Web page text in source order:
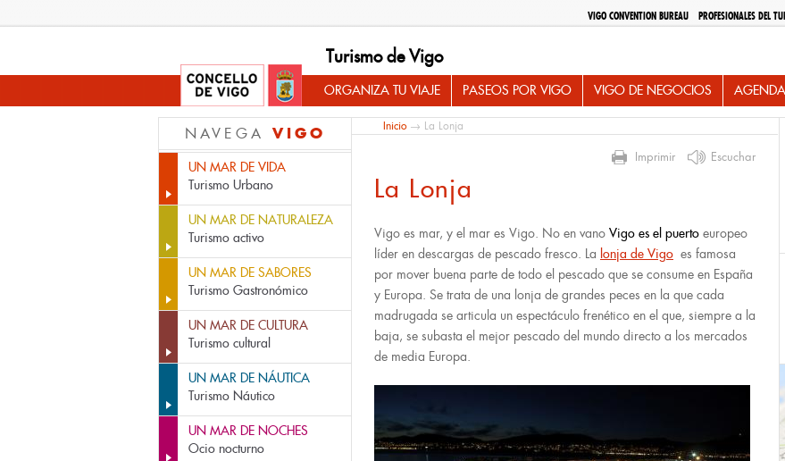
VIGO CONVENTION BUREAU PROFESIONALES DEL
Turismo de Vigo
ORGANIZA TU VIAJE PASEOS POR VIGO VIGO DE NEGOCIOS AGENDA
NAVEGA VIGO
UN MAR DE VIDA
Turismo Urbano
UN MAR DE NATURALEZA
Turismo activo
UN MAR DE SABORES
Turismo Gastronómico
UN MAR DE CULTURA
Turismo cultural
UN MAR DE NÁUTICA
Turismo Náutico
UN MAR DE NOCHES
Ocio nocturno
Inicio→ La Lonja
Imprimir Escuchar
La Lonja
Vigo es mar, y el mar es Vigo. No en vano Vigo es el puerto europeo
líder en descargas de pescado fresco. La lonja de Vigo es famosa
por mover buena parte de todo el pescado que se consume en España
y Europa. Se trata de una lonja de grandes peces en la que cada
madrugada se articula un espectáculo frenético en el que, siempre a la
baja, se subasta el mejor pescado del mundo directo a los mercados
de media Europa.